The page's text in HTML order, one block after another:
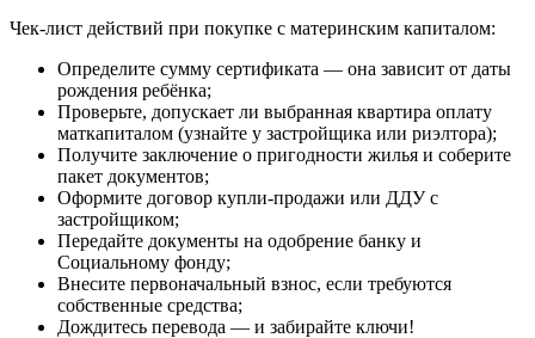
Чек-лист действий при покупке с материнским капиталом:
Определите сумму сертификата — она зависит от даты
рождения ребёнка;
Проверьте, допускает ли выбранная квартира оплату
маткапиталом (узнайте у застройщика или риэлтора);
Получите заключение о пригодности жилья и соберите
пакет документов;
Оформите договор купли-продажи или ДДУ с
застройщиком;
Передайте документы на одобрение банку и
Социальному фонду;
Внесите первоначальный взнос, если требуются
собственные средства;
Дождитесь перевода — и забирайте ключи!